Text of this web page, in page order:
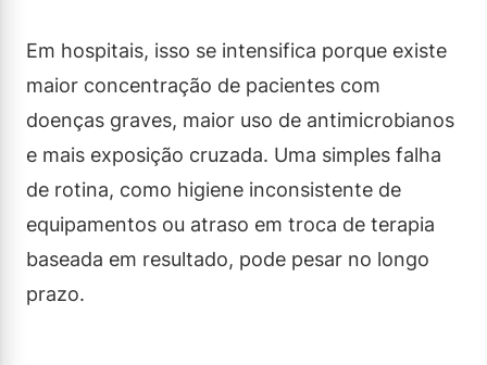
Em hospitais, isso se intensifica porque existe
maior concentração de pacientes com
doenças graves, maior uso de antimicrobianos
e mais exposição cruzada. Uma simples falha
de rotina, como higiene inconsistente de
equipamentos ou atraso em troca de terapia
baseada em resultado, pode pesar no longo
prazo.